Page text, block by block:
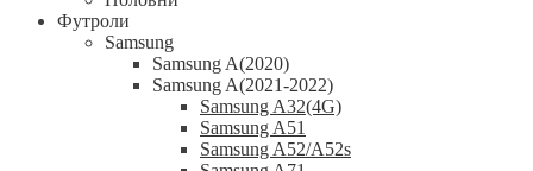
Футроли
Samsung
Samsung A(2020)
Samsung A(2021-2022)
Samsung A32(4G)
Samsung A51
Samsung A52/A52s